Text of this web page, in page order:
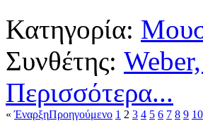
Κατηγορία:
Συνθέτης:
Περισσότερα...
«ΈναρξηΠροηγούμενο 1 2 3 4 5 6 7 8 9 10